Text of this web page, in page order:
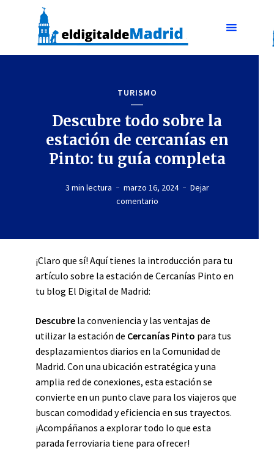
TURISMO
Descubre todo sobre la
estación de cercanías en
Pinto: tu guía completa
3 min lectura marzo 16, 2024
Dejar
comentario
¡Claro que sí! Aquí tienes la introducción para tu
artículo sobre la estación de Cercanías Pinto en
tu blog El Digital de Madrid:
Descubre la conveniencia y las ventajas de
utilizar la estación de Cercanías Pinto para tus
desplazamientos diarios en la Comunidad de
Madrid. Con una ubicación estratégica y una
amplia red de conexiones, esta estación se
convierte en un punto clave para los viajeros que
buscan comodidad y eficiencia en sus trayectos.
¡Acompáñanos a explorar todo lo que esta
parada ferroviaria tiene para ofrecer!